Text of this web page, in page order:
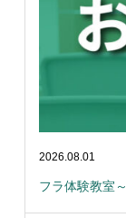
2026.08.01
フラ体験教室